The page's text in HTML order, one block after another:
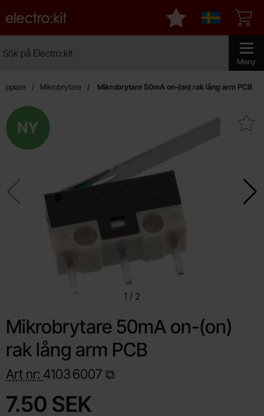
Meny
Startsidan för Electro:kit
Sverige
Mina favoriter
Mikrobrytare Mikrobrytare 50mA on-(on) rak lång arm PCB
Makera mikrobrytare 50mA on-(on)
Ny
1 / 2
Mikrobrytare 50mA on-(on)
rak lång arm PCB
Art nr: 41036007
pris
7.50 SEK